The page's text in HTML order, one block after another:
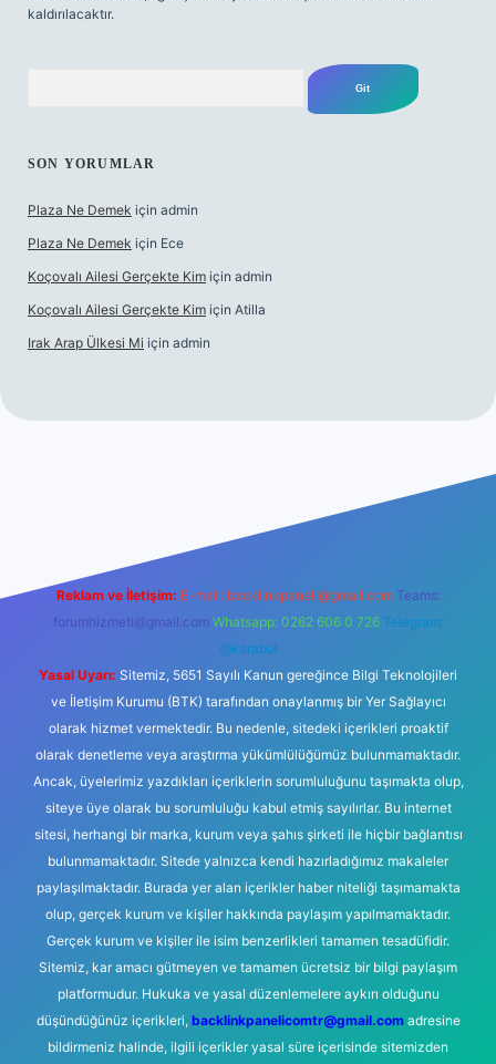
kaldırılacaktır.
SON YORUMLAR
Plaza Ne Demek için admin
Plaza Ne Demek için Ece
Koçovalı Ailesi Gerçekte Kim için admin
Koçovalı Ailesi Gerçekte Kim için Atilla
Irak Arap Ülkesi Mi için admin
Reklam ve İletişim: E-mail: backlinkpaneli@gmail.com Teams:
forumhizmeti@gmail.com Whatsapp: 0262 606 0 726 Telegram:
@karabul
Yasal Uyarı: Sitemiz, 5651 Sayılı Kanun gereğince Bilgi Teknolojileri
ve İletişim Kurumu (BTK) tarafından onaylanmış bir Yer Sağlayıcı
olarak hizmet vermektedir. Bu nedenle, sitedeki içerikleri proaktif
olarak denetleme veya araştırma yükümlülüğümüz bulunmamaktadır.
Ancak, üyelerimiz yazdıkları içeriklerin sorumluluğunu taşımakta olup,
siteye üye olarak bu sorumluluğu kabul etmiş sayılırlar. Bu internet
sitesi, herhangi bir marka, kurum veya şahıs şirketi ile hiçbir bağlantısı
bulunmamaktadır. Sitede yalnızca kendi hazırladığımız makaleler
paylaşılmaktadır. Burada yer alan içerikler haber niteliği taşımamakta
olup, gerçek kurum ve kişiler hakkında paylaşım yapılmamaktadır.
Gerçek kurum ve kişiler ile isim benzerlikleri tamamen tesadüfidir.
Sitemiz, kar amacı gütmeyen ve tamamen ücretsiz bir bilgi paylaşım
platformudur. Hukuka ve yasal düzenlemelere aykırı olduğunu
düşündüğünüz içerikleri, backlinkpanelicomtr@gmail.comadresine
bildirmeniz halinde, ilgili içerikler yasal süre içerisinde sitemizden